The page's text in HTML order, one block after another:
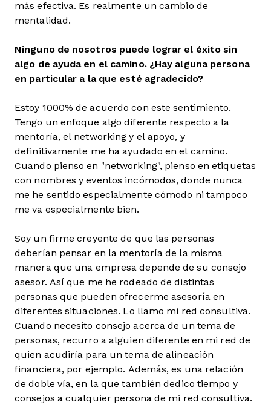
más efectiva. Es realmente un cambio de
mentalidad.
Ninguno de nosotros puede lograr el éxito sin
algo de ayuda en el camino. ¿Hay alguna persona
en particular a la que esté agradecido?
Estoy 1000% de acuerdo con este sentimiento.
Tengo un enfoque algo diferente respecto a la
mentoría, el networking y el apoyo, y
definitivamente me ha ayudado en el camino.
Cuando pienso en "networking", pienso en etiquetas
con nombres y eventos incómodos, donde nunca
me he sentido especialmente cómodo ni tampoco
me va especialmente bien.
Soy un firme creyente de que las personas
deberían pensar en la mentoría de la misma
manera que una empresa depende de su consejo
asesor. Así que me he rodeado de distintas
personas que pueden ofrecerme asesoría en
diferentes situaciones. Lo llamo mi red consultiva.
Cuando necesito consejo acerca de un tema de
personas, recurro a alguien diferente en mi red de
quien acudiría para un tema de alineación
financiera, por ejemplo. Además, es una relación
de doble vía, en la que también dedico tiempo y
consejos a cualquier persona de mi red consultiva.